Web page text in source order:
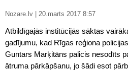
Nozare.lv | 20.marts 2017 8:57
Atbildīgajās institūcijās sāktas
gadījumu, kad Rīgas reģiona
Guntars Marķitāns palicis nesodīts
ātruma pārkāpšanu, jo šādi esot